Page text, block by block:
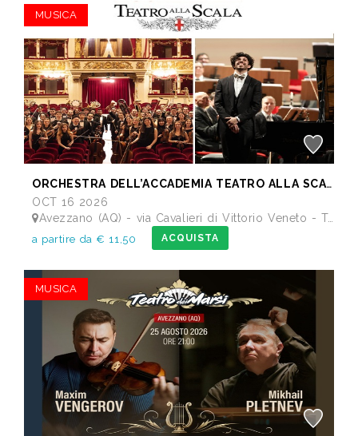
MUSICA
ORCHESTRA DELL’ACCADEMIA TEATRO ALLA SCALA di Milano
OCT 16 2026
Avezzano (AQ) - via Cavalieri di Vittorio Veneto - Teatro dei Marsi
a partire da € 11,50 ACQUISTA
MUSICA